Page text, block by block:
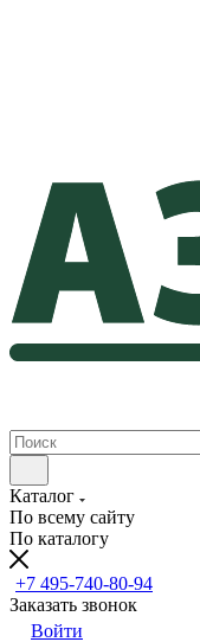
Каталог
По всему сайту
По каталогу
+7 495-740-80-94
Заказать звонок
Войти